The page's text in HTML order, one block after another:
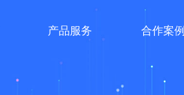
产品服务 合作案例